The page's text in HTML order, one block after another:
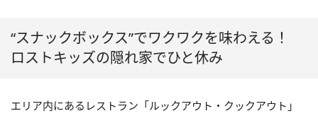
“スナックボックス”でワクワクを味わえる！
ロストキッズの隠れ家でひと休み
エリア内にあるレストラン「ルックアウト・クックアウト」